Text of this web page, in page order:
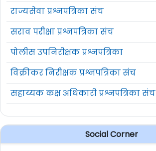
राज्यसेवा प्रश्नपत्रिका संच
सराव परीक्षा प्रश्नपत्रिका संच
पोलीस उपनिरीक्षक प्रश्नपत्रिका
विक्रीकर निरीक्षक प्रश्नपत्रिका संच
सहाय्यक कक्ष अधिकारी प्रश्नपत्रिका संच
Social Corner